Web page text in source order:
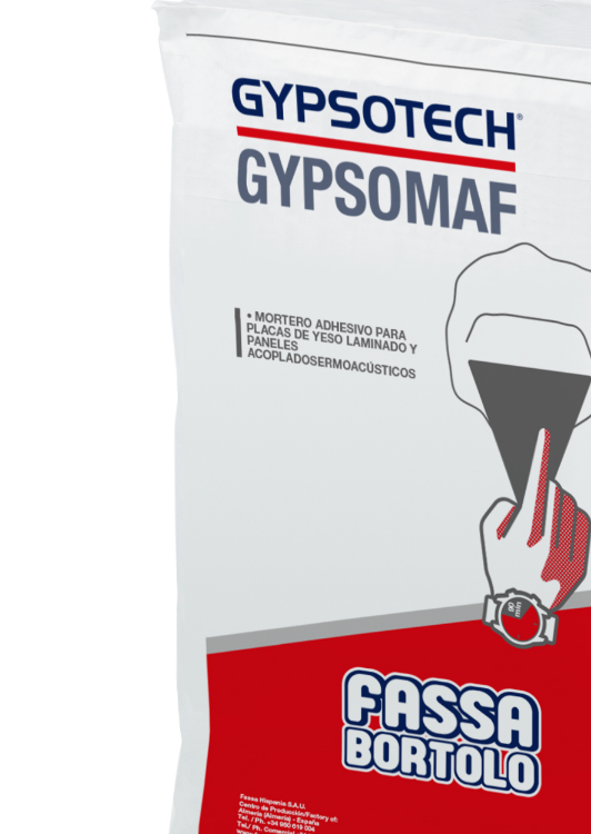
COLLANTI E RASANTI
Collante-rasante alleggerito, fibrato, con calce idraulica
e speciali inerti alleggeriti